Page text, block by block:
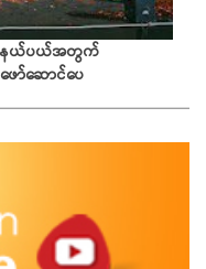
င်နယ်ပယ်အတွက်
ော်ဆောင်ပေ